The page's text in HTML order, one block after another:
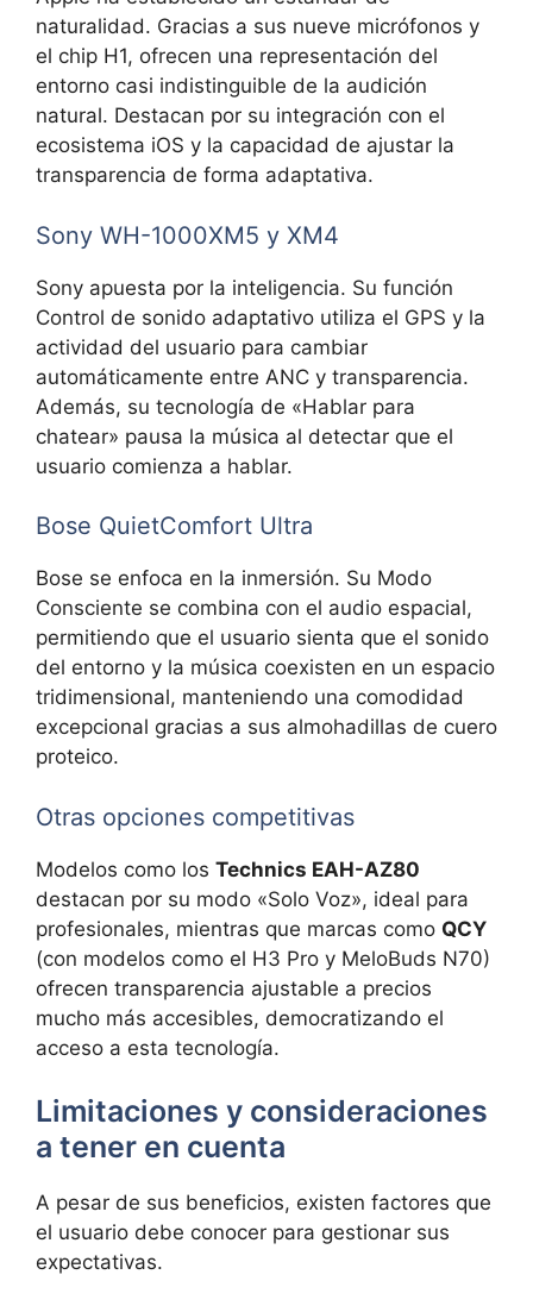
naturalidad. Gracias a sus nueve micrófonos y
el chip H1, ofrecen una representación del
entorno casi indistinguible de la audición
natural. Destacan por su integración con el
ecosistema iOS y la capacidad de ajustar la
transparencia de forma adaptativa.
Sony WH-1000XM5 y XM4
Sony apuesta por la inteligencia. Su función
Control de sonido adaptativo utiliza el GPS y la
actividad del usuario para cambiar
automáticamente entre ANC y transparencia.
Además, su tecnología de «Hablar para
chatear» pausa la música al detectar que el
usuario comienza a hablar.
Bose QuietComfort Ultra
Bose se enfoca en la inmersión. Su Modo
Consciente se combina con el audio espacial,
permitiendo que el usuario sienta que el sonido
del entorno y la música coexisten en un espacio
tridimensional, manteniendo una comodidad
excepcional gracias a sus almohadillas de cuero
proteico.
Otras opciones competitivas
Modelos como los Technics EAH-AZ80
destacan por su modo «Solo Voz», ideal para
profesionales, mientras que marcas como QCY
(con modelos como el H3 Pro y MeloBuds N70)
ofrecen transparencia ajustable a precios
mucho más accesibles, democratizando el
acceso a esta tecnología.
Limitaciones y consideraciones
a tener en cuenta
A pesar de sus beneficios, existen factores que
el usuario debe conocer para gestionar sus
expectativas.